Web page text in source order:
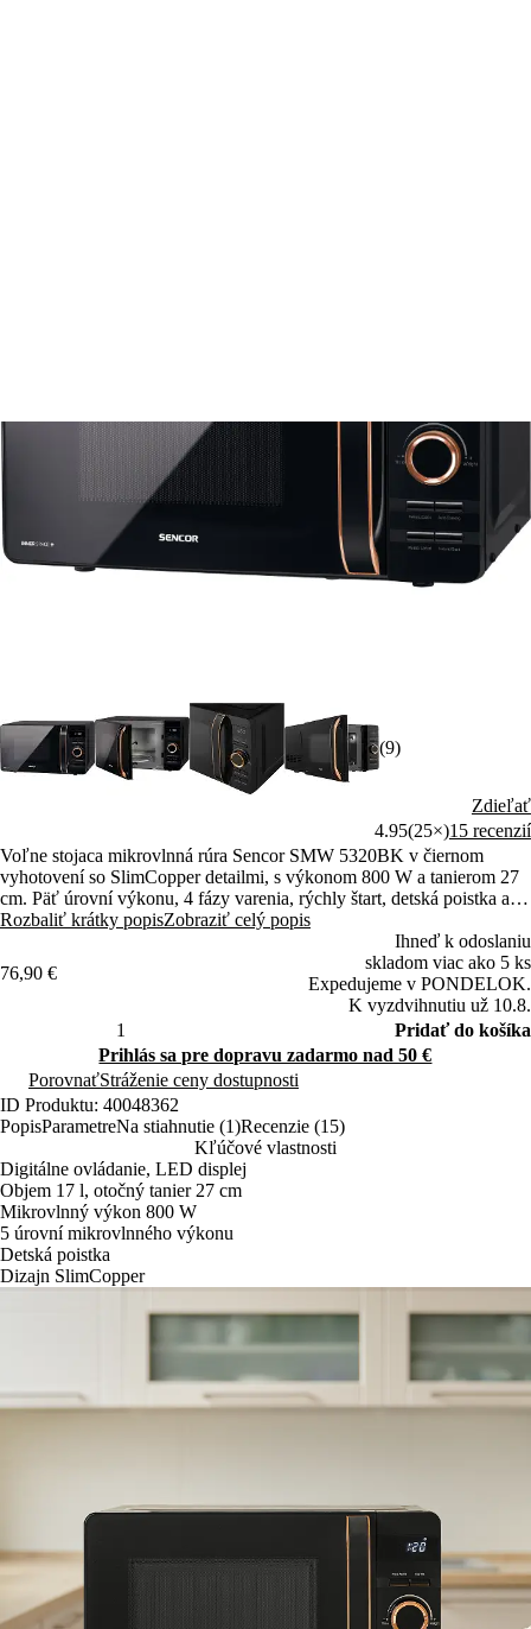
(9)
Zdieľať
4.95(25×)15 recenzií
Voľne stojaca mikrovlnná rúra Sencor SMW 5320BK v čiernom
vyhotovení so SlimCopper detailmi, s výkonom 800 W a tanierom 27
cm. Päť úrovní výkonu, 4 fázy varenia, rýchly štart, detská poistka a
smaltovaný interiér.
Rozbaliť krátky popisZobraziť celý popis
76,90 €
Ihneď k odoslaniu
skladom viac ako 5 ks
Expedujeme v PONDELOK.
K vyzdvihnutiu už 10.8.
Pridať do košíka
Prihlás sa pre dopravu zadarmo nad 50 €
PorovnaťStráženie ceny dostupnosti
ID Produktu: 40048362
PopisParametreNa stiahnutie (1)Recenzie (15)
Kľúčové vlastnosti
Digitálne ovládanie, LED displej
Objem 17 l, otočný tanier 27 cm
Mikrovlnný výkon 800 W
5 úrovní mikrovlnného výkonu
Detská poistka
Dizajn SlimCopper